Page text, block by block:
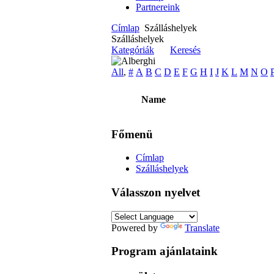
Partnereink
Címlap Szálláshelyek
Szálláshelyek
Kategóriák
Keresés
All, # A B C D E F G H I J K L M N O
Name
Főmenü
Címlap
Szálláshelyek
Válasszon nyelvet
Powered by Translate
Program ajánlataink